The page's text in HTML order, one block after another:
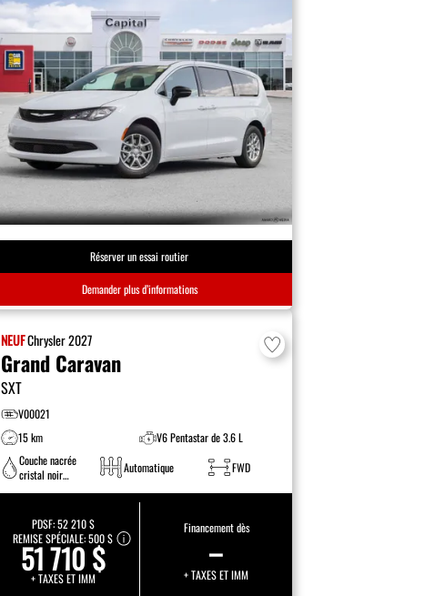
Réserver un essai routier
Demander plus d’informations
NEUFChrysler2027
Grand Caravan
SXT
V00021
15 km
V6 Pentastar de 3.6 L
Couche nacrée
cristal noir
Automatique FWD
PDSF:52 210 $
REMISE SPÉCIALE:500 $
51 710 $
+ TAXES ET IMM
Financement dès
–
+ TAXES ET IMM